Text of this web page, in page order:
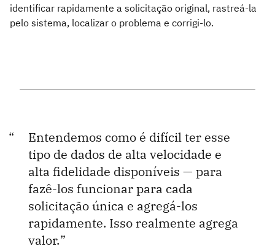
identificar rapidamente a solicitação original, rastreá-la
pelo sistema, localizar o problema e corrigi-lo.
Entendemos como é difícil ter esse
tipo de dados de alta velocidade e
alta fidelidade disponíveis — para
fazê-los funcionar para cada
solicitação única e agregá-los
rapidamente. Isso realmente agrega
valor.